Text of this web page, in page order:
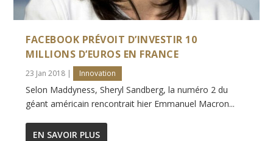
FACEBOOK PRÉVOIT D’INVESTIR 10
MILLIONS D’EUROS EN FRANCE
23 Jan 2018 | Innovation
Selon Maddyness, Sheryl Sandberg, la numéro 2 du
géant américain rencontrait hier Emmanuel Macron...
EN SAVOIR PLUS